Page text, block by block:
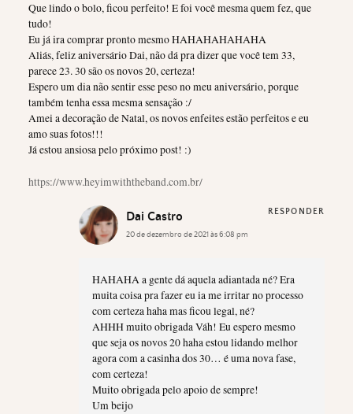
Que lindo o bolo, ficou perfeito! E foi você mesma quem fez, que
tudo!
Eu já ira comprar pronto mesmo HAHAHAHAHAHA
Aliás, feliz aniversário Dai, não dá pra dizer que você tem 33,
parece 23. 30 são os novos 20, certeza!
Espero um dia não sentir esse peso no meu aniversário, porque
também tenha essa mesma sensação :/
Amei a decoração de Natal, os novos enfeites estão perfeitos e eu
amo suas fotos!!!
Já estou ansiosa pelo próximo post! :)
https://www.heyimwiththeband.com.br/
Dai Castro
20 de dezembro de 2021 às 6:08 pm
HAHAHA a gente dá aquela adiantada né? Era
muita coisa pra fazer eu ia me irritar no processo
com certeza haha mas ficou legal, né?
AHHH muito obrigada Váh! Eu espero mesmo
que seja os novos 20 haha estou lidando melhor
agora com a casinha dos 30… é uma nova fase,
com certeza!
Muito obrigada pelo apoio de sempre!
Um beijo
RESPONDER